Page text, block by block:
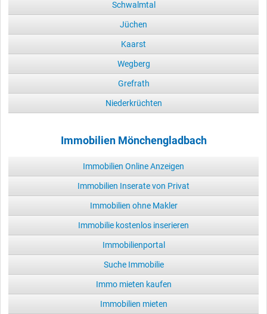
Schwalmtal
Jüchen
Kaarst
Wegberg
Grefrath
Niederkrüchten
Immobilien Mönchengladbach
Immobilien Online Anzeigen
Immobilien Inserate von Privat
Immobilien ohne Makler
Immobilie kostenlos inserieren
Immobilienportal
Suche Immobilie
Immo mieten kaufen
Immobilien mieten